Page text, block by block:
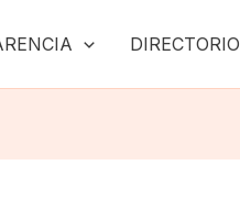
DIRECTORIO